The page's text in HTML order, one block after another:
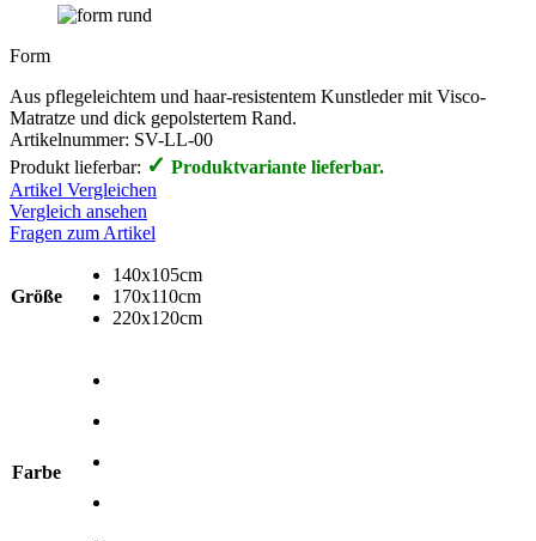
Form
Aus pflegeleichtem und haar-resistentem Kunstleder mit Visco-
Matratze und dick gepolstertem Rand.
Artikelnummer: SV-LL-00
Produkt lieferbar: ✓ Produktvariante lieferbar.
Artikel Vergleichen
Vergleich ansehen
Fragen zum Artikel
Größe
140x105cm
170x110cm
220x120cm
Farbe